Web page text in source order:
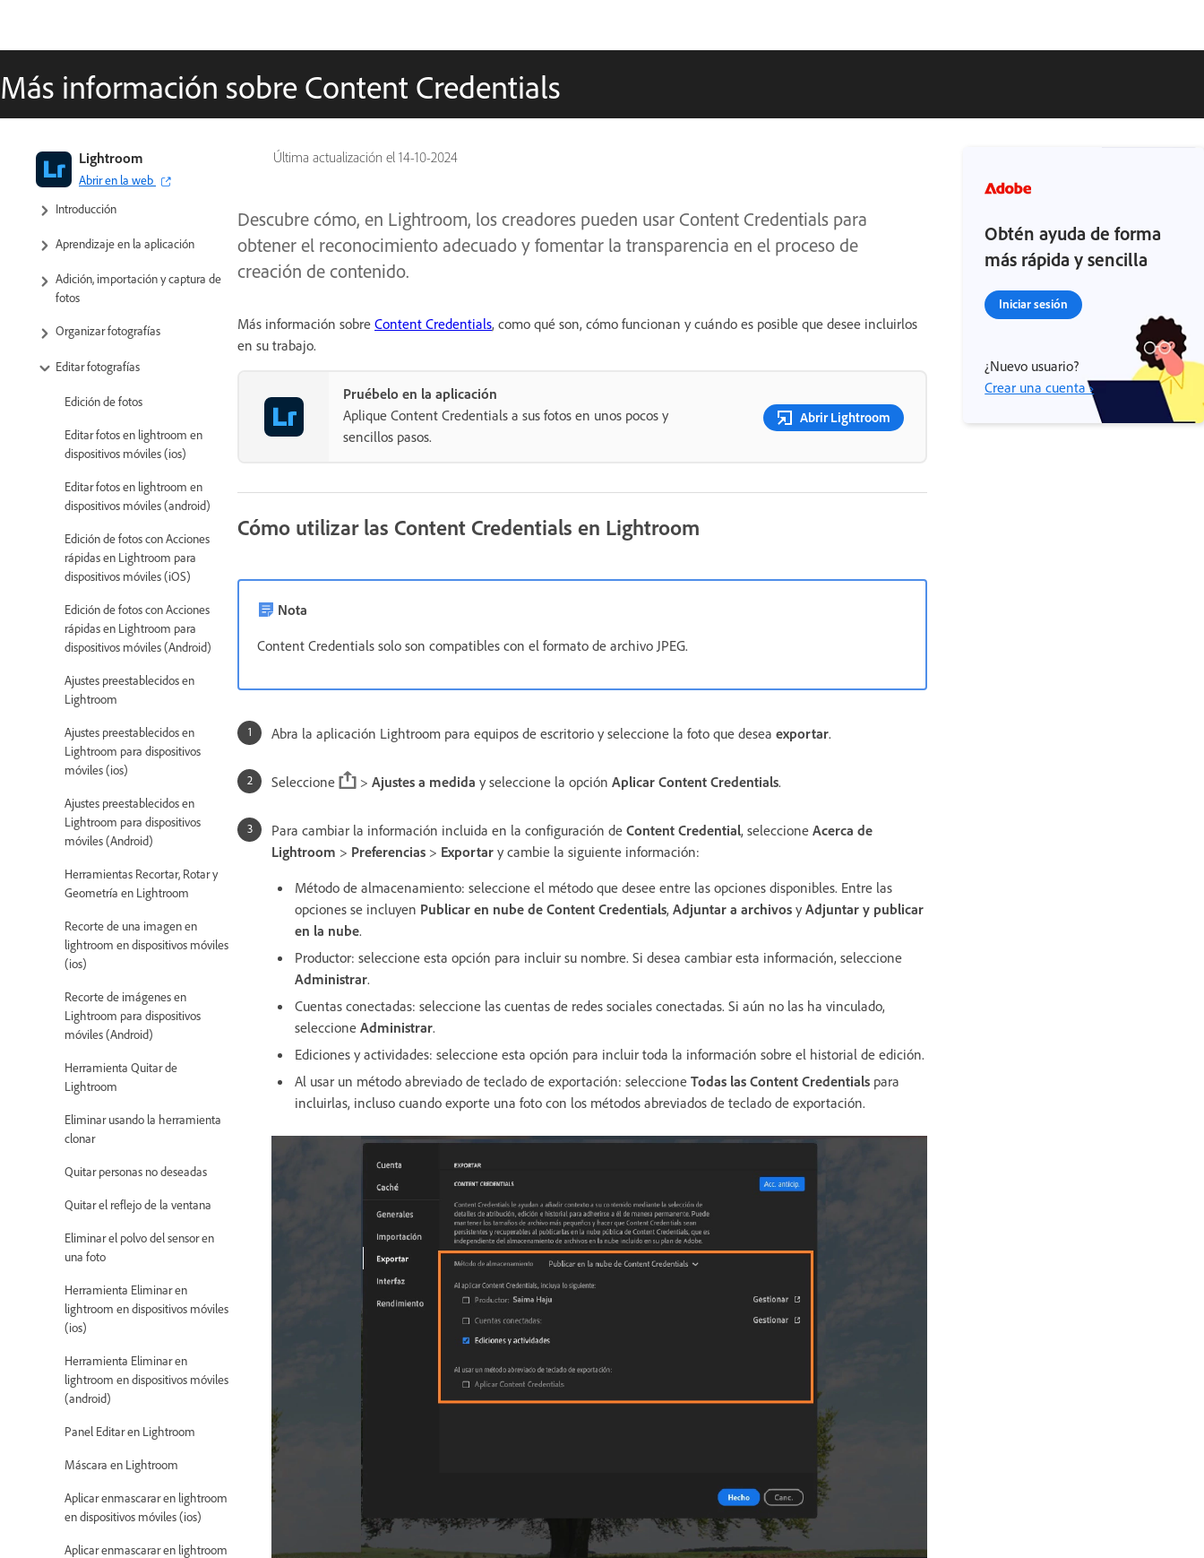
Más información sobre Content Credentials
Última actualización el 14-10-2024
Lightroom
Abrir en la web
Guía del usuario de Adobe
Lightroom
Introducción
Aprendizaje en la aplicación
Adición, importación y captura de
fotos
Organizar fotografías
Editar fotografías
Edición de fotos
Editar fotos en lightroom en
dispositivos móviles (ios)
Editar fotos en lightroom en
dispositivos móviles (android)
Edición de fotos con Acciones
rápidas en Lightroom para
dispositivos móviles (iOS)
Edición de fotos con Acciones
rápidas en Lightroom para
dispositivos móviles (Android)
Ajustes preestablecidos en
Lightroom
Ajustes preestablecidos en
Lightroom para dispositivos
móviles (ios)
Ajustes preestablecidos en
Lightroom para dispositivos
móviles (Android)
Herramientas Recortar, Rotar y
Geometría en Lightroom
Recorte de una imagen en
lightroom en dispositivos móviles
(ios)
Recorte de imágenes en
Lightroom para dispositivos
móviles (Android)
Herramienta Quitar de
Lightroom
Eliminar usando la herramienta
clonar
Quitar personas no deseadas
Quitar el reflejo de la ventana
Eliminar el polvo del sensor en
una foto
Herramienta Eliminar en
lightroom en dispositivos móviles
(ios)
Herramienta Eliminar en
lightroom en dispositivos móviles
(android)
Panel Editar en Lightroom
Máscara en Lightroom
Aplicar enmascarar en lightroom
en dispositivos móviles (ios)
Aplicar enmascarar en lightroom
Descubre cómo, en Lightroom, los creadores pueden usar Content Credentials para
obtener el reconocimiento adecuado y fomentar la transparencia en el proceso de
creación de contenido.
Más información sobre Content Credentials, como qué son, cómo funcionan y cuándo es posible que desee incluirlos
en su trabajo.
Pruébelo en la aplicación
Aplique Content Credentials a sus fotos en unos pocos y
sencillos pasos.
Abrir Lightroom
Cómo utilizar las Content Credentials en Lightroom
Nota
Content Credentials solo son compatibles con el formato de archivo JPEG.
Abra la aplicación Lightroom para equipos de escritorio y seleccione la foto que desea exportar.
Seleccione > Ajustes a medida y seleccione la opción Aplicar Content Credentials.
Para cambiar la información incluida en la configuración de Content Credential, seleccione Acerca de
Lightroom > Preferencias > Exportar y cambie la siguiente información:
Método de almacenamiento: seleccione el método que desee entre las opciones disponibles. Entre las
opciones se incluyen Publicar en nube de Content Credentials, Adjuntar a archivos y Adjuntar y publicar
en la nube.
Productor: seleccione esta opción para incluir su nombre. Si desea cambiar esta información, seleccione
Administrar.
Cuentas conectadas: seleccione las cuentas de redes sociales conectadas. Si aún no las ha vinculado,
seleccione Administrar.
Ediciones y actividades: seleccione esta opción para incluir toda la información sobre el historial de edición.
Al usar un método abreviado de teclado de exportación: seleccione Todas las Content Credentials para
incluirlas, incluso cuando exporte una foto con los métodos abreviados de teclado de exportación.
Obtén ayuda de forma
más rápida y sencilla
Iniciar sesión
¿Nuevo usuario?
Crear una cuenta ›